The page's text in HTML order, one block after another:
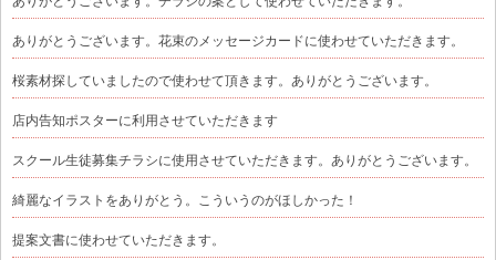
ありがとうございます。花束のメッセージカードに使わせていただきます。
桜素材探していましたので使わせて頂きます。ありがとうございます。
店内告知ポスターに利用させていただきます
スクール生徒募集チラシに使用させていただきます。ありがとうございます。
綺麗なイラストをありがとう。こういうのがほしかった！
提案文書に使わせていただきます。